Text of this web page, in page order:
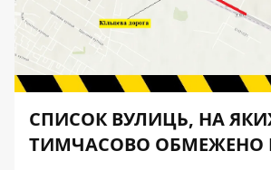
СПИСОК ВУЛИЦЬ, НА
ТИМЧАСОВО ОБМЕЖЕНО